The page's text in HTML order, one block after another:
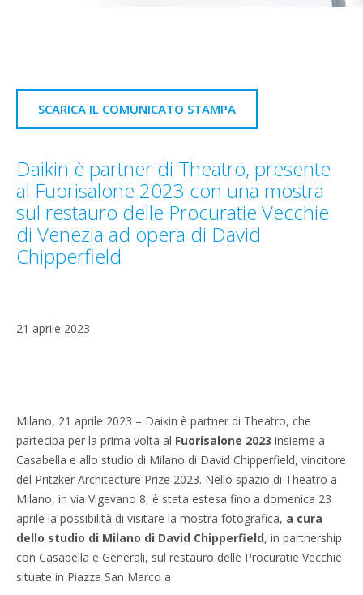
21 aprile 2023
Daikin è partner di Theatro, presente
al Fuorisalone 2023 con una mostra
sul restauro delle Procuratie Vecchie
di Venezia ad opera di David
Chipperfield
SCARICA IL COMUNICATO STAMPA
Milano, 21 aprile 2023 – Daikin è partner di Theatro, che
partecipa per la prima volta al Fuorisalone 2023 insieme a
Casabella e allo studio di Milano di David Chipperfield, vincitore
del Pritzker Architecture Prize 2023. Nello spazio di Theatro a
Milano, in via Vigevano 8, è stata estesa fino a domenica 23
aprile la possibilità di visitare la mostra fotografica, a cura
dello studio di Milano di David Chipperfield, in partnership
con Casabella e Generali, sul restauro delle Procuratie Vecchie
situate in Piazza San Marco a